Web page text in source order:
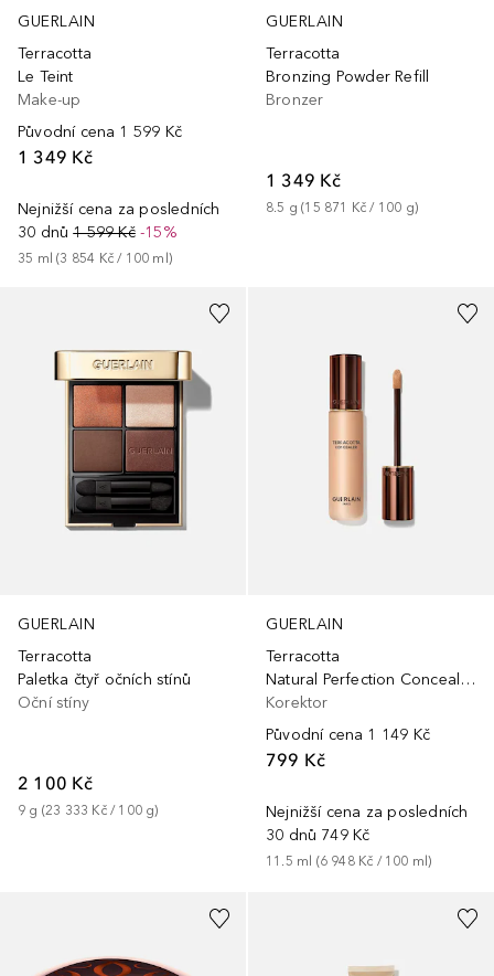
GUERLAIN
Terracotta
Le Teint
Make-up
Původní cena 1 599 Kč
1 349 Kč
Nejnižší cena za posledních
30 dnů 1 599 Kč-15%
35 ml (3 854 Kč / 100 ml )
GUERLAIN
Terracotta
Bronzing Powder Refill
Bronzer
1 349 Kč
8.5 g (15 871 Kč / 100 g)
GUERLAIN
Terracotta
Paletka čtyř očních stínů
Oční stíny
2 100 Kč
9 g (23 333 Kč / 100 g)
+7
GUERLAIN
Terracotta
Natural Perfection Concealer24H Wear - No-TransferThe perfection of a liquid, the lightness of a powder
Korektor
Původní cena 1 149 Kč
799 Kč
Nejnižší cena za posledních
30 dnů 749 Kč
11.5 ml (6 948 Kč / 100 ml)